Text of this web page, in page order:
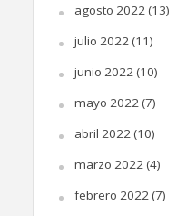
agosto 2022 (13)
julio 2022 (11)
junio 2022 (10)
mayo 2022 (7)
abril 2022 (10)
marzo 2022 (4)
febrero 2022 (7)